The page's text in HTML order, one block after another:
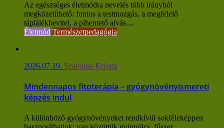
Az egészséges életmódra nevelés több irányból
megközelíthető: fontos a testmozgás, a megfelelő
táplálékbevitel, a pihentető alvás....
Életmód Természetpedagógia
2026.07.19. Szalontai Kriszta
Mindennapos fitoterápia – gyógynövényismereti
képzés indul
A különböző gyógynövényeket rendkívül sokféleképpen